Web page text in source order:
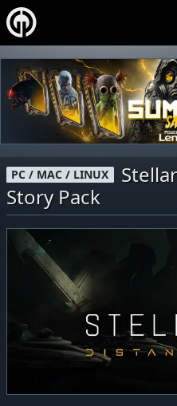
PC / MAC / LINUX
Story Pack